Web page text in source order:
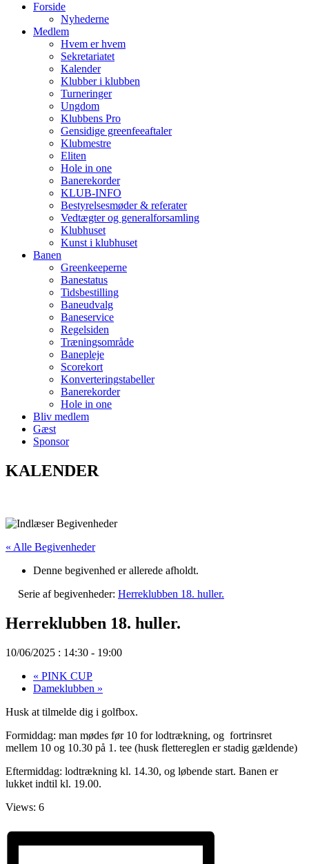
Forside
Nyhederne
Medlem
Hvem er hvem
Sekretariatet
Kalender
Klubber i klubben
Turneringer
Ungdom
Klubbens Pro
Gensidige greenfeeaftaler
Klubmestre
Eliten
Hole in one
Banerekorder
KLUB-INFO
Bestyrelsesmøder & referater
Vedtægter og generalforsamling
Klubhuset
Kunst i klubhuset
Banen
Greenkeeperne
Banestatus
Tidsbestilling
Baneudvalg
Baneservice
Regelsiden
Træningsområde
Banepleje
Scorekort
Konverteringstabeller
Banerekorder
Hole in one
Bliv medlem
Gæst
Sponsor
KALENDER
« Alle Begivenheder
Denne begivenhed er allerede afholdt.
Serie af begivenheder: Herreklubben 18. huller.
Herreklubben 18. huller.
10/06/2025 : 14:30 - 19:00
« PINK CUP
Dameklubben »
Husk at tilmelde dig i golfbox.
Formiddag: man mødes før 10 for lodtrækning, og fortrinsret
mellem 10 og 10.30 på 1. tee (husk flettereglen er stadig gældende)
Eftermiddag: lodtrækning kl. 14.30, og løbende start. Banen er
lukket indtil kl. 19.00.
Views: 6